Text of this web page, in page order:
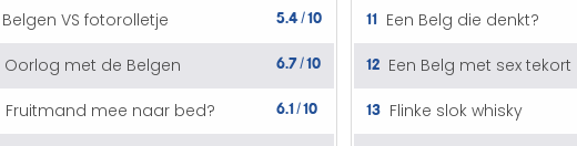
Belgen VS fotorolletje 5.4/10
Oorlog met de Belgen 6.7/10
Fruitmand mee naar bed? 6.1/10
11 Een Belg die denkt?
12 Een Belg met sex tekort
13 Flinke slok whisky